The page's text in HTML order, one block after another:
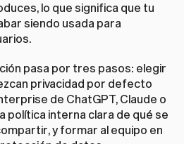
lo que significa que tu
siendo usada para
pasa por tres pasos: elegir
privacidad por defecto
de ChatGPT, Claude o
política interna clara de qué se
y formar al equipo en